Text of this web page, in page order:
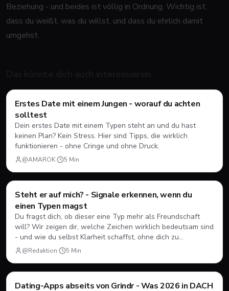
Beziehung - und beides ist völlig in Ordnung. Wichtig ist,
dass du weißt, was du willst, und dass du ehrlich damit
umgehst.
💘Dating
Erstes Date mit einem Jungen - worauf du achten
solltest
Dein erstes Date mit einem Typen steht an und du hast
keinen Plan? Kein Stress. Hier sind Tipps, die wirklich
funktionieren - ohne Cringe und ohne Druck.
@AMAROK· 5 Min
💘Dating
Steht er auf mich? - Signale erkennen, wenn du
einen Typen magst
Du fragst dich, ob dieser eine Typ mehr als Freundschaft
will? Wir zeigen dir, welche Zeichen wirklich bedeutsam sind
- und wie du selbst Klarheit schaffst, ohne dich zu
verstellen.
@Redaktion· 5 Min
💘Dating
Dating-Apps abseits von Grindr - Was 2026 in DACH